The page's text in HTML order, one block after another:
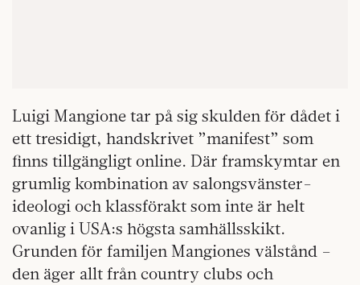
Luigi Mangione tar på sig skulden för dådet i
ett tresidigt, handskrivet ”manifest” som
finns tillgängligt online. Där framskymtar en
grumlig kombination av salongsvänster-
ideologi och klassförakt som inte är helt
ovanlig i USA:s högsta samhällsskikt.
Grunden för familjen Mangiones välstånd –
den äger allt från country clubs och